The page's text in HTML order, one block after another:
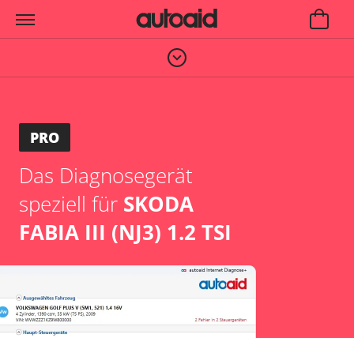
PRO
Das Diagnosegerät
speziell für SKODA
FABIA III (NJ3) 1.2 TSI